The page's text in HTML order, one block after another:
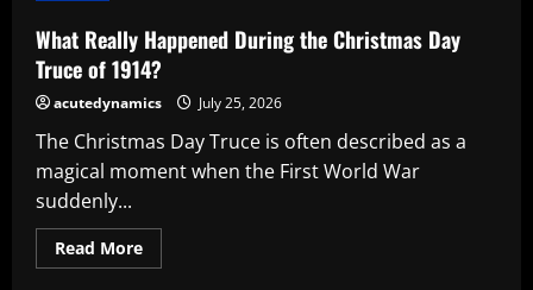
爱
思
工
具：
从
设
连
接
到
管
理
What Really Happened During the Christmas Day
Truce of 1914?
acutedynamics July 25, 2026
The Christmas Day Truce is often described as a
magical moment when the First World War
suddenly...
Read MoreRead
more